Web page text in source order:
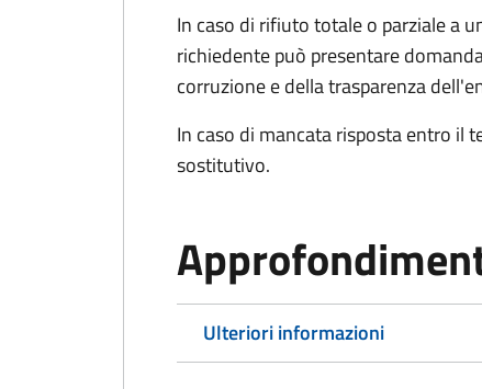
In caso di rifiuto totale o parziale a
richiedente può presentare
corruzione e della trasparenza
In caso di mancata risposta entro il
sostitutivo.
Ulteriori informazioni